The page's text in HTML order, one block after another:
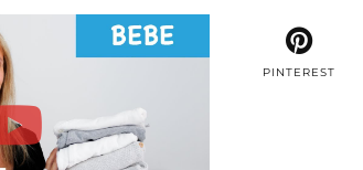
PINTEREST